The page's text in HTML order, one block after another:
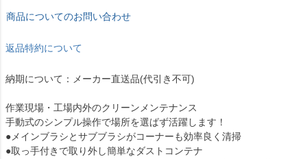
商品についてのお問い合わせ
返品特約について
納期について：メーカー直送品(代引き不可)
作業現場・工場内外のクリーンメンテナンス
手動式のシンプル操作で場所を選ばず活躍します！
●メインブラシとサブブラシがコーナーも効率良く清掃
●取っ手付きで取り外し簡単なダストコンテナ